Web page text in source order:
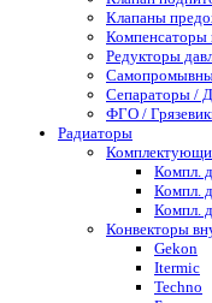
Клапаны
Компенсаторы
Редукторы
Сепараторы /
ФГО /
Радиаторы
Компл.
Компл.
Компл.
Конвекторы
Gekon
Itermic
Techno